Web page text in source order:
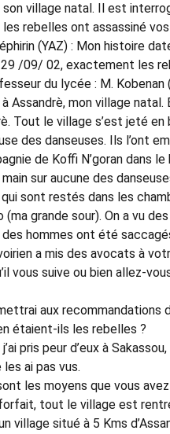
son village natal. Il est
les rebelles ont assassiné
(YAZ) : Mon histoire
29 /09/ 02, exactement les
du lycée : M.
Assandrè, mon village
Tout le village s’est jeté
des danseuses. Ils l’ont
de Koffi N’goran dans
sur aucune des
sont restés dans les
(ma grande sour). On a vu
hommes ont été
a mis des avocats à
vous suive ou bien allez-
aux recommandations
étaient-ils les rebelles ?
j’ai pris peur d’eux à
ai pas vus.
les moyens que vous
tout le village est
village situé à 5 Kms